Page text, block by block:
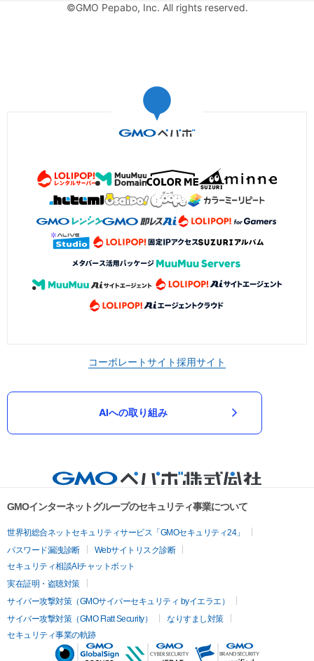
©GMO Pepabo, Inc. All rights reserved.
コーポレートサイト採用サイト
AIへの取り組み
GMOインターネットグループのセキュリティ事業について
世界初総合ネットセキュリティサービス「GMOセキュリティ24」
パスワード漏洩診断
Webサイトリスク診断
セキュリティ相談AIチャットボット
実在証明・盗聴対策
サイバー攻撃対策（GMOサイバーセキュリティ byイエラエ）
サイバー攻撃対策（GMO Flatt Security）
なりすまし対策
セキュリティ事業の軌跡